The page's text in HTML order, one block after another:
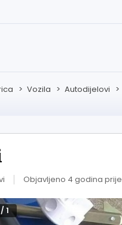
> Vozila > Autodijelovi >
Objavljeno 4 godina prije
/ 1